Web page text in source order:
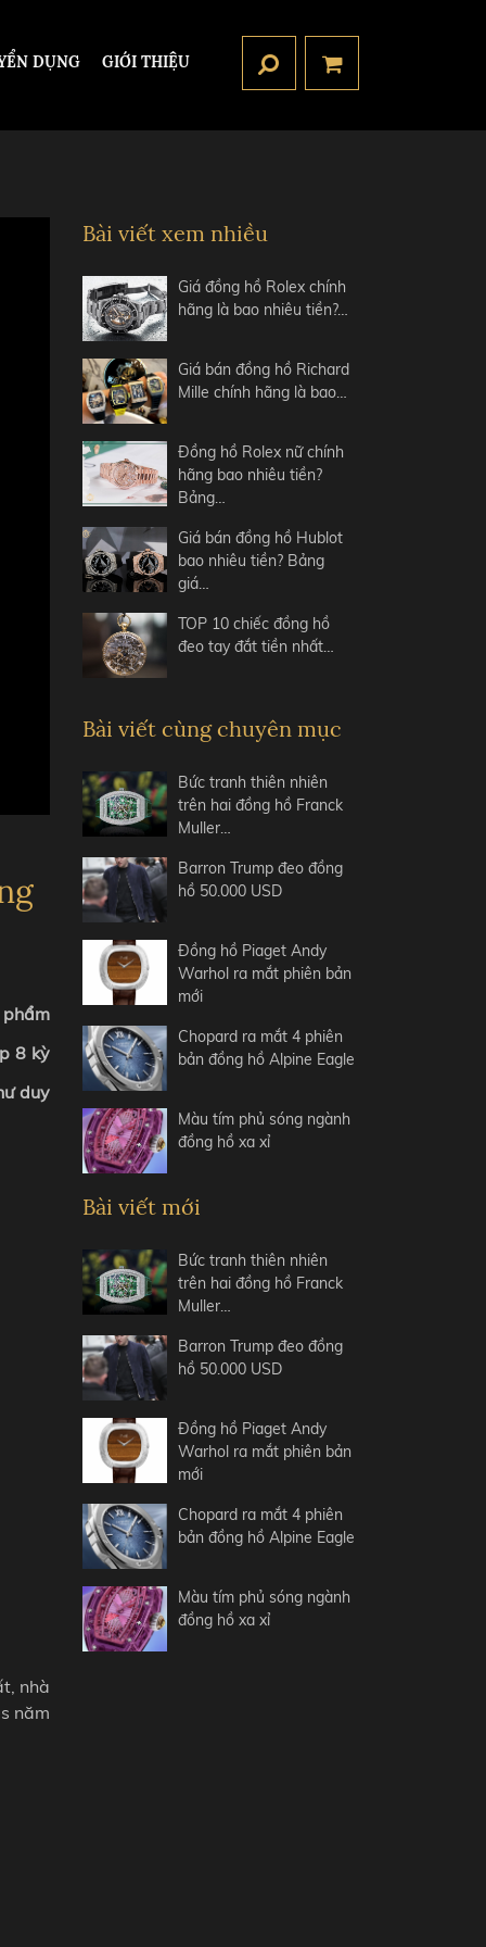
DỤNG GIỚI THIỆU
8 kỳ
duy
nhà
năm
Bài viết xem nhiều
Giá đồng hồ Rolex chính
hãng là bao nhiêu tiền?…
Giá bán đồng hồ Richard
Mille chính hãng là bao…
Đồng hồ Rolex nữ chính
hãng bao nhiêu tiền?
Bảng…
Giá bán đồng hồ Hublot
bao nhiêu tiền? Bảng
giá…
TOP 10 chiếc đồng hồ
đeo tay đắt tiền nhất…
Bài viết cùng chuyên mục
Bức tranh thiên nhiên
trên hai đồng hồ Franck
Muller…
Barron Trump đeo đồng
hồ 50.000 USD
Đồng hồ Piaget Andy
Warhol ra mắt phiên bản
mới
Chopard ra mắt 4 phiên
bản đồng hồ Alpine Eagle
Màu tím phủ sóng ngành
đồng hồ xa xỉ
Bài viết mới
Bức tranh thiên nhiên
trên hai đồng hồ Franck
Muller…
Barron Trump đeo đồng
hồ 50.000 USD
Đồng hồ Piaget Andy
Warhol ra mắt phiên bản
mới
Chopard ra mắt 4 phiên
bản đồng hồ Alpine Eagle
Màu tím phủ sóng ngành
đồng hồ xa xỉ